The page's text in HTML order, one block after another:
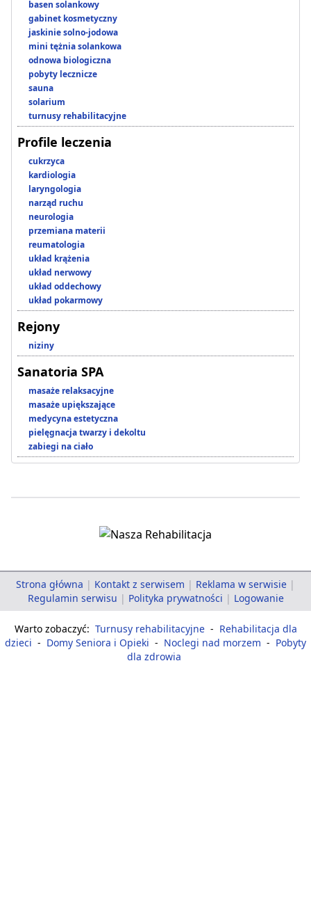
basen solankowy
gabinet kosmetyczny
jaskinie solno-jodowa
mini tężnia solankowa
odnowa biologiczna
pobyty lecznicze
sauna
solarium
turnusy rehabilitacyjne
Profile leczenia
cukrzyca
kardiologia
laryngologia
narząd ruchu
neurologia
przemiana materii
reumatologia
układ krążenia
układ nerwowy
układ oddechowy
układ pokarmowy
Rejony
niziny
Sanatoria SPA
masaże relaksacyjne
masaże upiększające
medycyna estetyczna
pielęgnacja twarzy i dekoltu
zabiegi na ciało
Strona główna | Kontakt z serwisem | Reklama w serwisie |
Regulamin serwisu | Polityka prywatności | Logowanie
Warto zobaczyć: Turnusy rehabilitacyjne - Rehabilitacja dla
dzieci - Domy Seniora i Opieki - Noclegi nad morzem - Pobyty
dla zdrowia